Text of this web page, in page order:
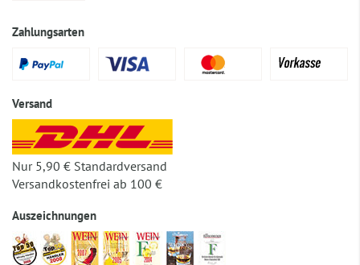
Zahlungsarten
Versand
Nur 5,90 € Standardversand
Versandkostenfrei ab 100 €
Auszeichnungen